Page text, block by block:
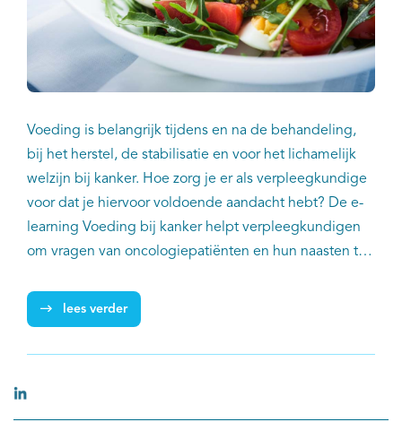
Voeding is belangrijk tijdens en na de behandeling,
bij het herstel, de stabilisatie en voor het lichamelijk
welzijn bij kanker. Hoe zorg je er als verpleegkundige
voor dat je hiervoor voldoende aandacht hebt? De e-
learning Voeding bij kanker helpt verpleegkundigen
om vragen van oncologiepatiënten en hun naasten te
handvatten hoe zij kunnen signaleren of en wanneer
ondersteuning bij voeding nodig is.
lees verder